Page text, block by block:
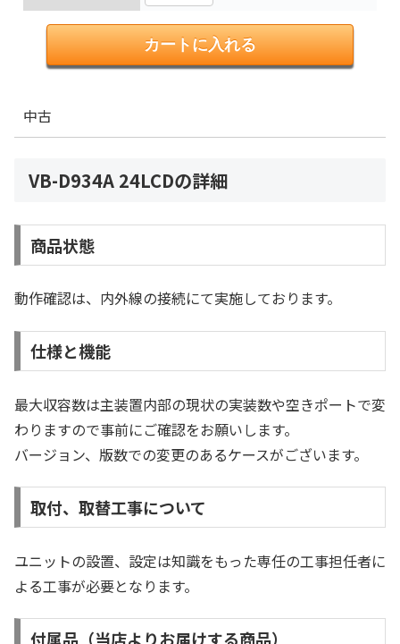
中古
VB-D934A 24LCDの詳細
商品状態
動作確認は、内外線の接続にて実施しております。
仕様と機能
最大収容数は主装置内部の現状の実装数や空きポートで変
わりますので事前にご確認をお願いします。
バージョン、版数での変更のあるケースがございます。
取付、取替工事について
ユニットの設置、設定は知識をもった専任の工事担任者に
よる工事が必要となります。
付属品（当店よりお届けする商品）